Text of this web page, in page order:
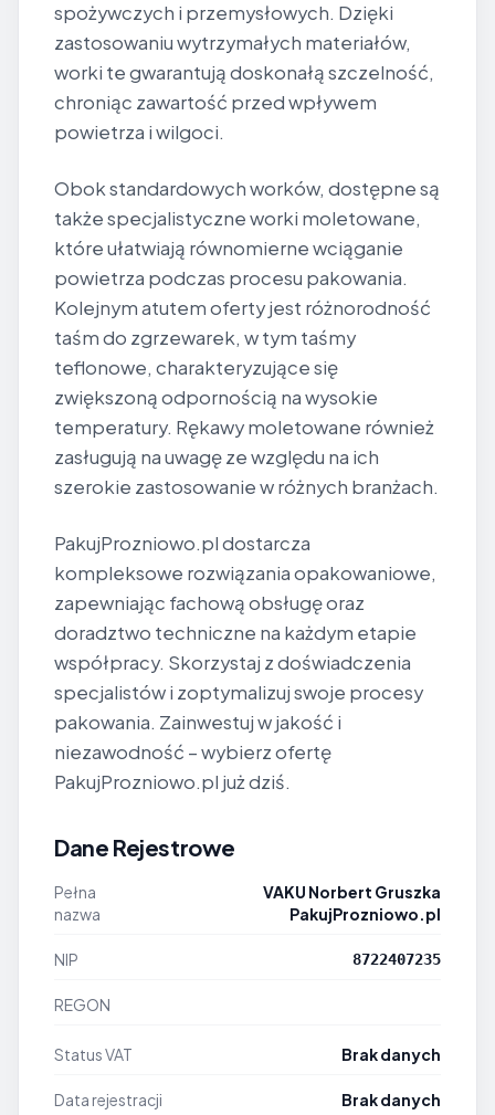
spożywczych i przemysłowych. Dzięki
zastosowaniu wytrzymałych materiałów,
worki te gwarantują doskonałą szczelność,
chroniąc zawartość przed wpływem
powietrza i wilgoci.
Obok standardowych worków, dostępne są
także specjalistyczne worki moletowane,
które ułatwiają równomierne wciąganie
powietrza podczas procesu pakowania.
Kolejnym atutem oferty jest różnorodność
taśm do zgrzewarek, w tym taśmy
teflonowe, charakteryzujące się
zwiększoną odpornością na wysokie
temperatury. Rękawy moletowane również
zasługują na uwagę ze względu na ich
szerokie zastosowanie w różnych branżach.
PakujProzniowo.pl dostarcza
kompleksowe rozwiązania opakowaniowe,
zapewniając fachową obsługę oraz
doradztwo techniczne na każdym etapie
współpracy. Skorzystaj z doświadczenia
specjalistów i zoptymalizuj swoje procesy
pakowania. Zainwestuj w jakość i
niezawodność – wybierz ofertę
PakujProzniowo.pl już dziś.
Dane Rejestrowe
Pełna
nazwa
VAKU Norbert Gruszka
PakujProzniowo.pl
NIP 8722407235
REGON
Status VAT Brak danych
Data rejestracji Brak danych